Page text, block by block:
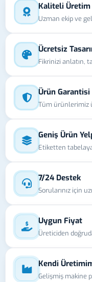
Kaliteli Üretim
Uzman ekip ve
Ücretsiz
Fikrinizi anlatın,
Ürün Garantisi
Tüm ürünlerimiz
Geniş Ürün
Etiketten
7/24 Destek
Sorularınız için
Uygun Fiyat
Üreticiden
Kendi
Gelişmiş makine